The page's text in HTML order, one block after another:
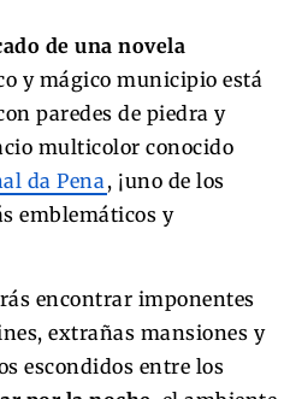
de una novela
y mágico municipio está
paredes de piedra y
multicolor conocido
da Pena, ¡uno de los
emblemáticos y
encontrar imponentes
extrañas mansiones y
escondidos entre los